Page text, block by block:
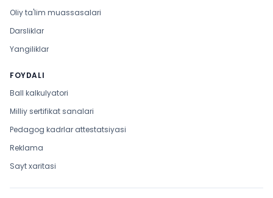
Oliy ta'lim muassasalari
Darsliklar
Yangiliklar
FOYDALI
Ball kalkulyatori
Milliy sertifikat sanalari
Pedagog kadrlar attestatsiyasi
Reklama
Sayt xaritasi